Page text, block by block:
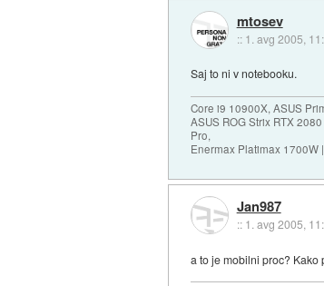
mtosev
:: 1. avg 2005,
Saj to ni v notebooku.
Core i9 10900X, ASUS
ASUS ROG Strix RTX
Pro,
Enermax Platimax
Jan987
:: 1. avg 2005,
a to je mobilni proc? Kako